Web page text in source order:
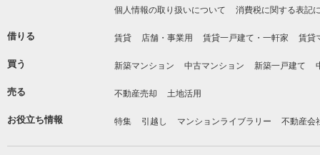
個人情報の取り扱いについて 消費税に関する表記
借りる 賃貸 店舗・事業用 賃貸一戸建て・一軒家 賃貸
買う 新築マンション 中古マンション 新築一戸建て
売る 不動産売却 土地活用
お役立ち情報 特集 引越し マンションライブラリー 不動産会